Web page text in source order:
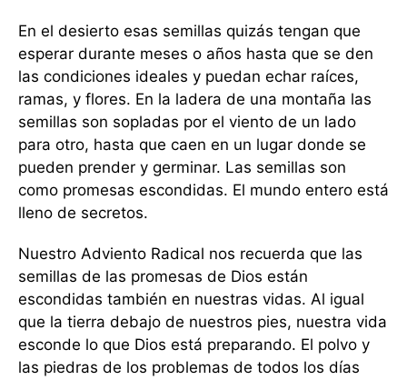
En el desierto esas semillas quizás tengan que
esperar durante meses o años hasta que se den
las condiciones ideales y puedan echar raíces,
ramas, y flores. En la ladera de una montaña las
semillas son sopladas por el viento de un lado
para otro, hasta que caen en un lugar donde se
pueden prender y germinar. Las semillas son
como promesas escondidas. El mundo entero está
lleno de secretos.
Nuestro Adviento Radical nos recuerda que las
semillas de las promesas de Dios están
escondidas también en nuestras vidas. Al igual
que la tierra debajo de nuestros pies, nuestra vida
esconde lo que Dios está preparando. El polvo y
las piedras de los problemas de todos los días